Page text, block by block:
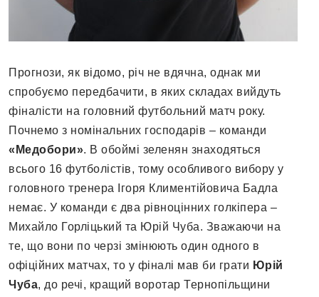
Прогнози, як відомо, річ не вдячна, однак ми
спробуємо передбачити, в яких складах вийдуть
фіналісти на головний футбольний матч року.
Почнемо з номінальних господарів – команди
«Медобори». В обоймі зеленян знаходяться
всього 16 футболістів, тому особливого вибору у
головного тренера Ігоря Климентійовича Бадла
немає. У команди є два рівноцінних голкіпера –
Михайло Горліцький та Юрій Чуба. Зважаючи на
те, що вони по черзі змінюють один одного в
офіційних матчах, то у фіналі мав би грати Юрій
Чуба, до речі, кращий воротар Тернопільщини